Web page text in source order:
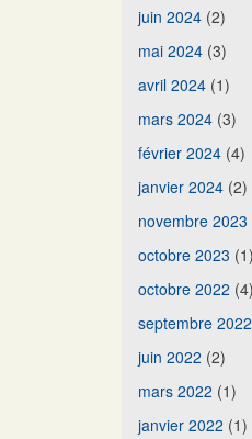
juin 2024(2)
mai 2024(3)
avril 2024(1)
mars 2024(3)
février 2024(4)
janvier 2024(2)
novembre 2023
octobre 2023 (1)
octobre 2022 (4)
septembre 2022
juin 2022 (2)
mars 2022 (1)
janvier 2022 (1)